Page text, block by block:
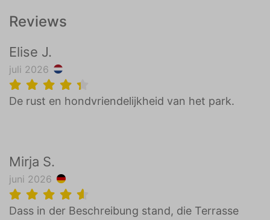
Reviews
Elise J.
juli 2026
De rust en hondvriendelijkheid van het park.
Mirja S.
juni 2026
Dass in der Beschreibung stand, die Terrasse